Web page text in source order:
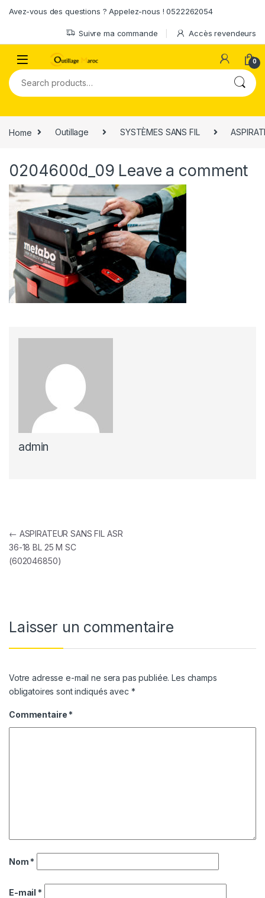
Avez-vous des questions ? Appelez-nous ! 0522262054
Suivre ma commande Accès revendeurs
0
Search for:
Home Outillage SYSTÈMES SANS FIL
0204600d_09 Leave a comment
admin
Navigation de l’article
← ASPIRATEUR SANS FIL ASR
36-18 BL 25 M SC
(602046850)
Laisser un commentaire
Votre adresse e-mail ne sera pas publiée. Les champs
obligatoires sont indiqués avec *
Commentaire *
Nom *
E-mail *